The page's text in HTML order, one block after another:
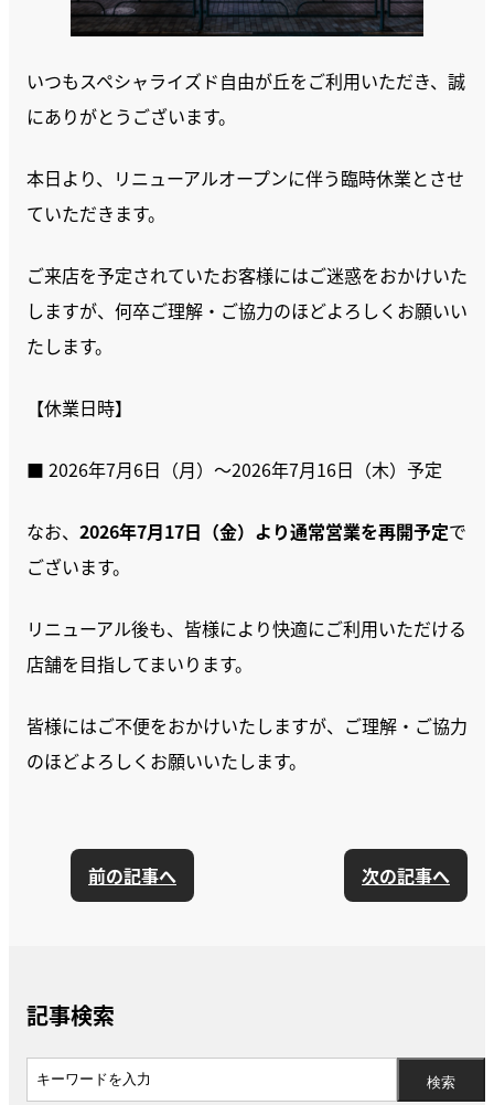
いつもスペシャライズド自由が丘をご利用いただき、誠
にありがとうございます。
本日より、リニューアルオープンに伴う臨時休業とさせ
ていただきます。
ご来店を予定されていたお客様にはご迷惑をおかけいた
しますが、何卒ご理解・ご協力のほどよろしくお願いい
たします。
【休業日時】
■ 2026年7月6日（月）～2026年7月16日（木）予定
なお、 2026年7月17日（金）より通常営業を再開予定で
ございます。
リニューアル後も、皆様により快適にご利用いただける
店舗を目指してまいります。
皆様にはご不便をおかけいたしますが、ご理解・ご協力
のほどよろしくお願いいたします。
前の記事へ 次の記事へ
記事検索